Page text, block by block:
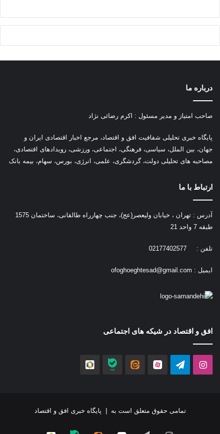
درباره ما
صاحب امتیاز و مدیر مسئول : اکرم رضائی نژاد
پایگاه خبری تحلیلی شفافیت افق و اقتصاد، مرجع اخبار اقتصادی ایران و
جهان، بین الملل، سیاسی، فرهنگی، اجتماعی، ورزشی، رویدادهای اقتصادی،
مصاحبه های تحلیلی دولت، گردشگری، علمی، انرژی، بورس، سهام، بیمه بانک
ارتباط با ما
آدرس : تهران ، خیابان ولیعصر(عج)، جنب چهارراه طالقانی، ساختمان 1575
طبقه 7 واحد 21
تلفن : 02177402577
ایمیل : ofoghoeghtesad@gmail.com
افق و اقتصاد در شیکه های اجتماعی
اینستاگرامتلگرام آپارات ایتا بله
تمامی حقوق متعلق است به | پایگاه خبری افق و اقتصاد